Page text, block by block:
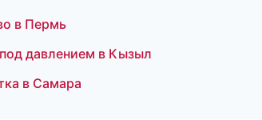
в Пермь
давлением в Кызыл
в Самара